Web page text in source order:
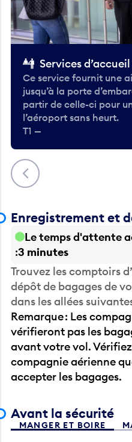
Précédent
Services d’accueil
Ce service fournit une
jusqu’à la porte
partir de celle-ci pour
l’aéroport sans heurt.
T1 —
Enregistrement et
Le temps d'attente
3 minutes
Trouvez les comptoirs
dépôt de bagages de
dans les allées
Remarque : Les
vérifieront pas les
avant votre vol.
compagnie aérienne
accepter les bagages.
Avant la sécurité
MANGER ET BOIRE